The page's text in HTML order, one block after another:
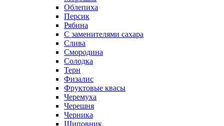
Облепиха
Персик
Рябина
С заменителями сахара
Слива
Смородина
Солодка
Терн
Физалис
Фруктовые квасы
Черемуха
Черешня
Черника
Шиповник